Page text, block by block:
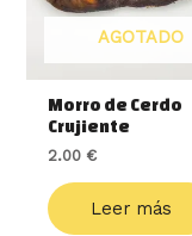
AGOTADO
Morro de Cerdo
Crujiente
2.00 €
Leer más